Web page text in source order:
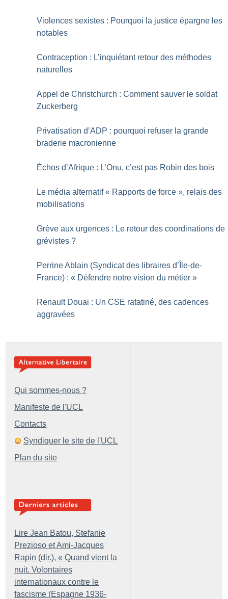
Violences sexistes : Pourquoi la justice épargne les
notables
Contraception : L’inquiétant retour des méthodes
naturelles
Appel de Christchurch : Comment sauver le soldat
Zuckerberg
Privatisation d’ADP : pourquoi refuser la grande
braderie macronienne
Échos d’Afrique : L’Onu, c’est pas Robin des bois
Le média alternatif « Rapports de force », relais des
mobilisations
Grève aux urgences : Le retour des coordinations de
grévistes ?
Perrine Ablain (Syndicat des libraires d’Île-de-
France) : « Défendre notre vision du métier »
Renault Douai : Un CSE ratatiné, des cadences
aggravées
Qui sommes-nous ?
Manifeste de l'UCL
Contacts
Syndiquer le site de l'UCL
Plan du site
Lire Jean Batou, Stefanie
Prezioso et Ami-Jacques
Rapin (dir.), « Quand vient la
nuit. Volontaires
internationaux contre le
fascisme (Espagne 1936-